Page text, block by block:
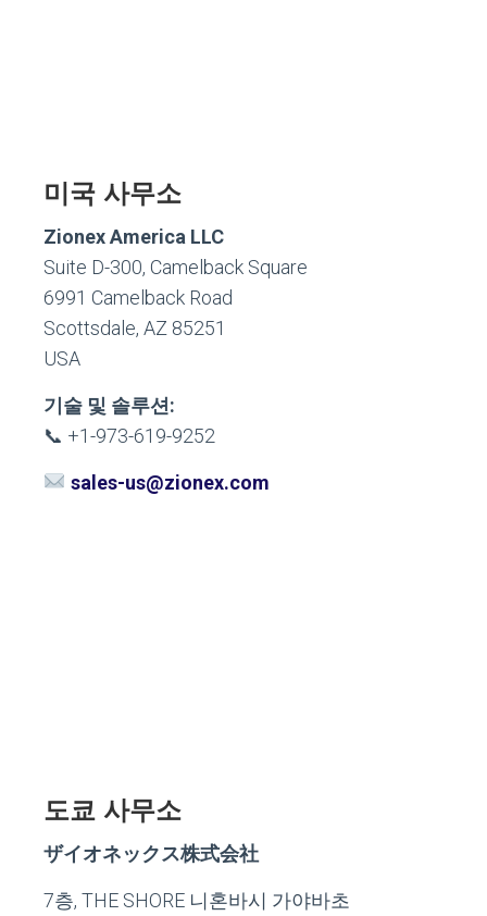
미국 사무소
Zionex America LLC
Suite D-300, Camelback Square
6991 Camelback Road
Scottsdale, AZ 85251
USA
기술 및 솔루션:
📞 +1-973-619-9252
sales-us@zionex.com
도쿄 사무소
ザイオネックス株式会社
7층, THE SHORE 니혼바시 가야바초